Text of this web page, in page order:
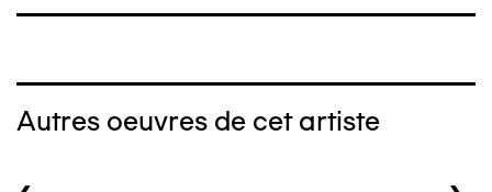
Autres oeuvres de cet artiste